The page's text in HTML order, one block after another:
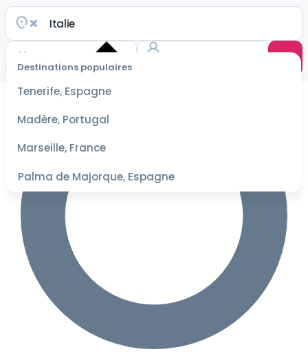
Destinations populaires
Tenerife, Espagne
Madère, Portugal
Marseille, France
Palma de Majorque, Espagne
Choisir
les
pour les
tarifs